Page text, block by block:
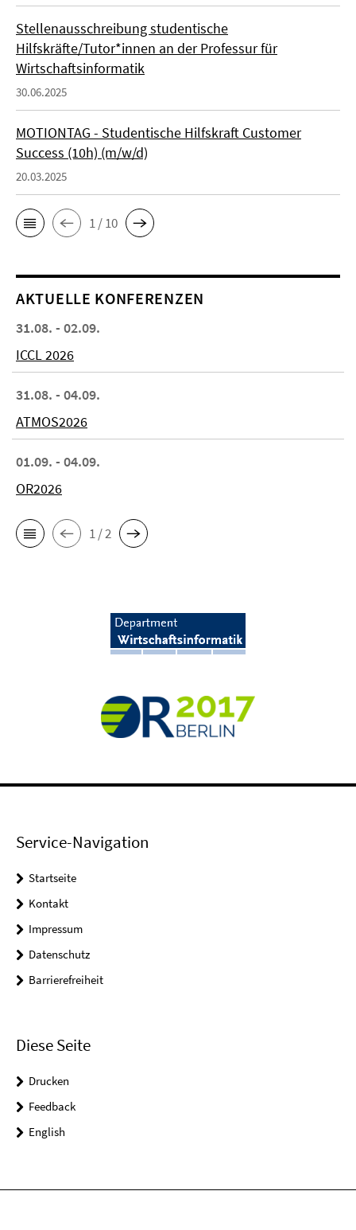
Stellenausschreibung studentische
Hilfskräfte/Tutor*innen an der Professur für
Wirtschaftsinformatik
30.06.2025
MOTIONTAG - Studentische Hilfskraft Customer
Success (10h) (m/w/d)
20.03.2025
1 / 10
AKTUELLE KONFERENZEN
31.08. - 02.09.
ICCL 2026
31.08. - 04.09.
ATMOS2026
01.09. - 04.09.
OR2026
1 / 2
Service-Navigation
Startseite
Kontakt
Impressum
Datenschutz
Barrierefreiheit
Diese Seite
Drucken
Feedback
English